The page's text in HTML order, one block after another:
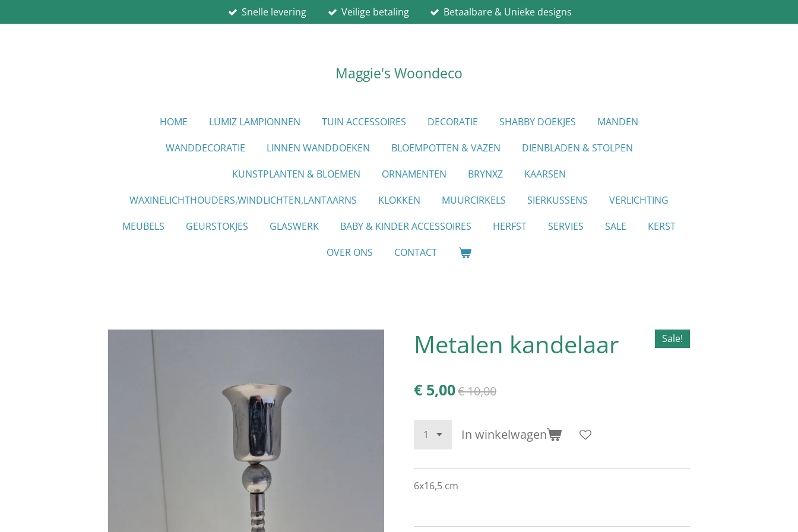
direct
Snelle levering Veilige betaling Betaalbare & Unieke designs
Maggie's Woondeco
HOME LUMIZ LAMPIONNEN TUIN ACCESSOIRES DECORATIE SHABBY DOEKJES
MANDEN
WANDDECORATIE
LINNEN WANDDOEKEN BLOEMPOTTEN & VAZEN
DIENBLADEN & STOLPEN
KUNSTPLANTEN & BLOEMEN
ORNAMENTEN BRYNXZ
KAARSEN
WAXINELICHTHOUDERS,WINDLICHTEN,LANTAARNS
KLOKKEN MUURCIRKELS SIERKUSSENS
VERLICHTING
MEUBELS
GEURSTOKJES GLASWERK BABY & KINDER ACCESSOIRES HERFST SERVIES SALE
KERST
OVER ONS
CONTACT
Metalen kandelaar Sale!
€ 5,00€ 10,00
In winkelwagen
6x16,5 cm